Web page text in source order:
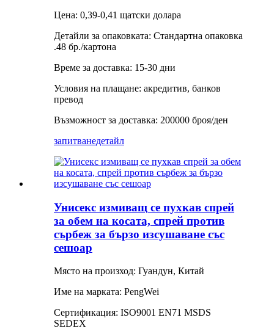
Цена: 0,39-0,41 щатски долара
Детайли за опаковката: Стандартна опаковка
.48 бр./картона
Време за доставка: 15-30 дни
Условия на плащане: акредитив, банков
превод
Възможност за доставка: 200000 броя/ден
запитванедетайл
Унисекс измиващ се пухкав спрей
за обем на косата, спрей против
сърбеж за бързо изсушаване със
сешоар
Място на произход: Гуандун, Китай
Име на марката: PengWei
Сертификация: ISO9001 EN71 MSDS
SEDEX